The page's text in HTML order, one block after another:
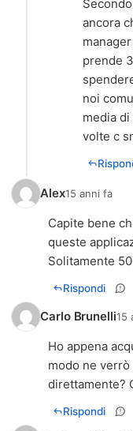
ancora
prende
noi
media
volte c
Alex15 anni fa
Capite bene
queste
Solitamente
Rispondi
Carlo Brunelli15
Ho appena
modo ne
direttamente?
Rispondi